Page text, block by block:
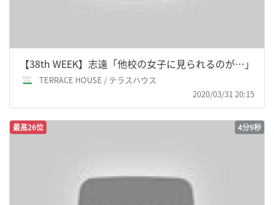
【38th WEEK】志遠「他校の女子に見られるのが…」
TERRACE HOUSE / テラスハウス
2020/03/31 20:15
最高26位 4分9秒